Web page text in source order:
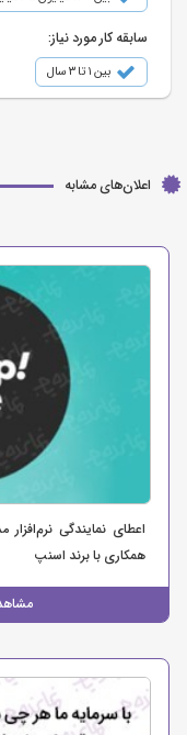
سابقه کار مورد نیاز:
بین ۱ تا ۳ سال
اعلان‌های مشابه
اعطای نمایندگی
همکاری با برند اسنپ